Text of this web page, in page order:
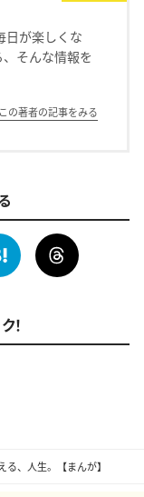
る、人生。【まんが】
日が楽しくな
そんな情報を
この著者の記事をみる
！